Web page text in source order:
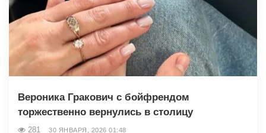
Вероника Гракович с бойфрендом
торжественно вернулись в столицу
281 30 ЯНВАРЯ, 2026 01:48